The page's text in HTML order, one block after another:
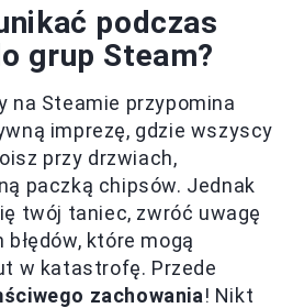
podczas
grup Steam?
na Steamie przypomina
imprezę, gdzie wszyscy
przy drzwiach,
paczką chipsów. Jednak
twój taniec, zwróć uwagę
które mogą
w katastrofę. Przede
zachowania! Nikt